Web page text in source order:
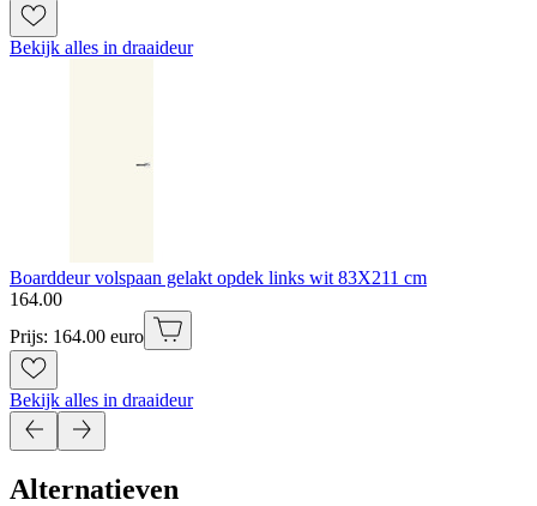
Bekijk alles in draaideur
Boarddeur volspaan gelakt opdek links wit 83X211 cm
164.00
Prijs: 164.00 euro
Bekijk alles in draaideur
Alternatieven